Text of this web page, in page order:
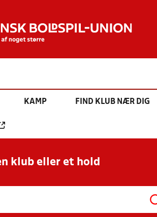
KAMP FIND KLUB NÆR DIG
klub eller et hold